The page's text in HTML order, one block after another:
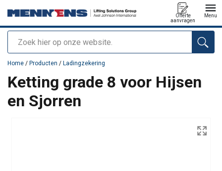
Zoeken
Offerte
aanvragen
Menu
toegevoegd aan uw offerte
Home / Producten / Ladingzekering
Ketting grade 8 voor Hijsen
en Sjorren